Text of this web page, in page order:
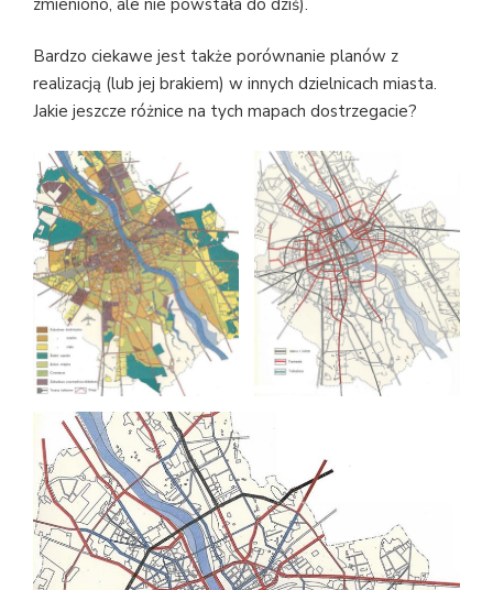
Bardzo ciekawe jest także porównanie planów z
realizacją (lub jej brakiem) w innych dzielnicach miasta.
Jakie jeszcze różnice na tych mapach dostrzegacie?